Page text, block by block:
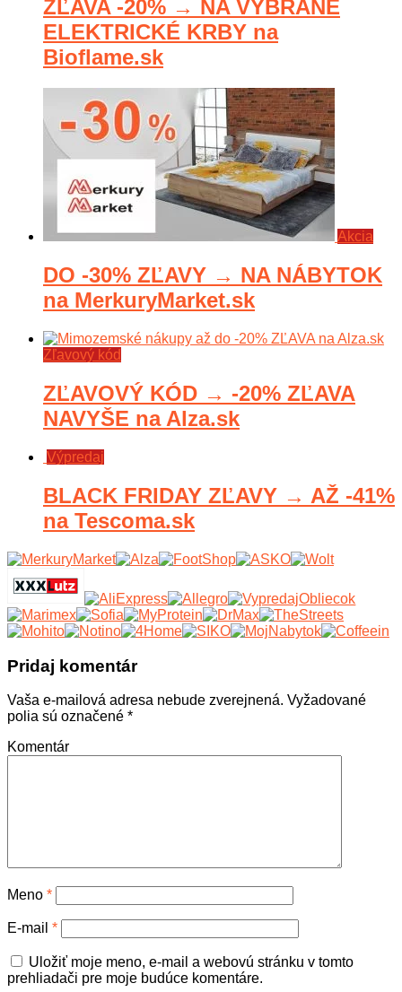
ZĽAVA -20% → NA VYBRANÉ
ELEKTRICKÉ KRBY na
Bioflame.sk
Akcia
DO -30% ZĽAVY → NA NÁBYTOK
na MerkuryMarket.sk
Zľavový kód
ZĽAVOVÝ KÓD → -20% ZĽAVA
NAVYŠE na Alza.sk
Výpredaj
BLACK FRIDAY ZĽAVY → AŽ -41%
na Tescoma.sk
Pridaj komentár
Vaša e-mailová adresa nebude zverejnená. Vyžadované
polia sú označené *
Komentár
Meno *
E-mail *
Uložiť moje meno, e-mail a webovú stránku v tomto
prehliadači pre moje budúce komentáre.